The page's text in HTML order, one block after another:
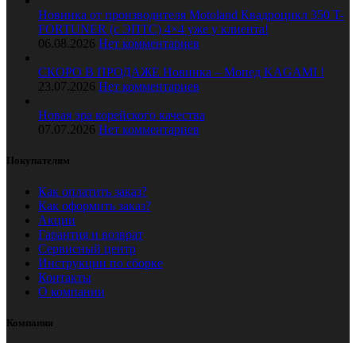
Новинка от производителя Motoland Квадроцикл 350 T-
FORTUNER (с ЭПТС) 4×4 уже у клиента!
06.08.2026 Нет комментариев
СКОРО В ПРОДАЖЕ Новинка – Мопед KAGAMI !
23.07.2026 Нет комментариев
Новая эра корейского качества
07.07.2026 Нет комментариев
Покупателям
Как оплатить заказ?
Как оформить заказ?
Акции
Гарантия и возврат
Сервисный центр
Инструкции по сборке
Контакты
О компании
Компания